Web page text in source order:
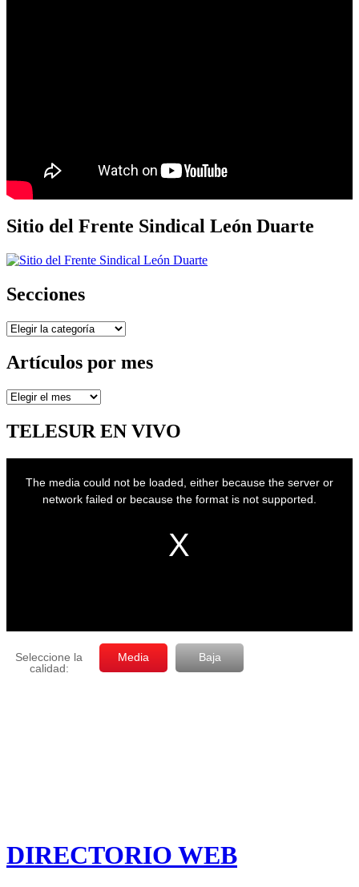
Sitio del Frente Sindical León Duarte
Secciones
Secciones
Artículos por mes
Artículos
mes
TELESUR EN VIVO
DIRECTORIO WEB